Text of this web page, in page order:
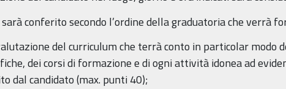
sarà conferito secondo l’ordine della graduatoria che verrà
del curriculum che terrà conto in particolar
dei corsi di formazione e di ogni attività idonea ad
dal candidato (max. punti 40);